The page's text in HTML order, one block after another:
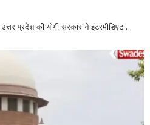
प्रदेश की योगी सरकार ने इंटरमीडिएट…